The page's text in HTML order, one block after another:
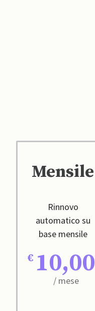
Mensile
Rinnovo
automatico su
base mensile
10,00
/ mese